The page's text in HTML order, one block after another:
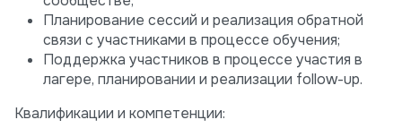
Планирование сессий и реализация обратной
связи с участниками в процессе обучения;
Поддержка участников в процессе участия в
лагере, планировании и реализации follow-up.
Квалификации и компетенции: